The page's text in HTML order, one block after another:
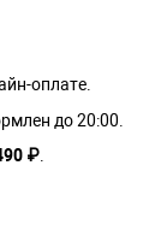
оплате.
до 20:00.
₽